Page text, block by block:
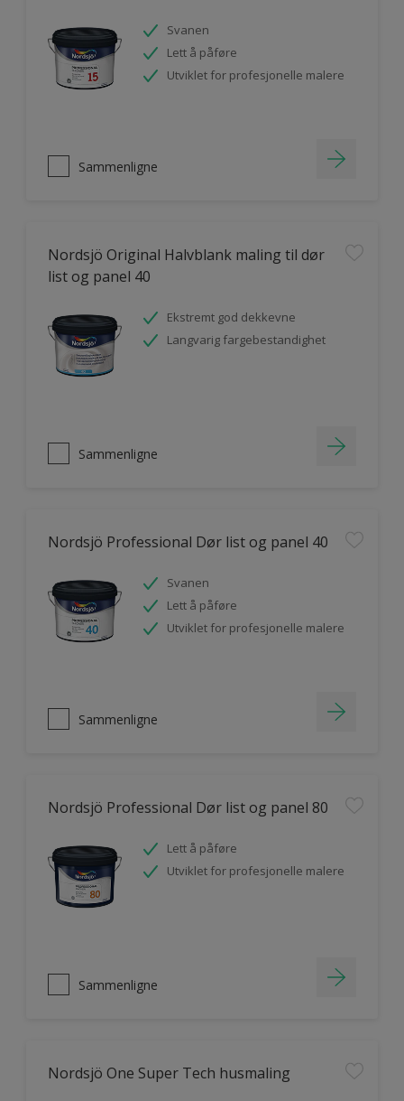
Svanen
Lett å påføre
Utviklet for profesjonelle malere
Sammenligne
Nordsjö Original Halvblank maling til dør
list og panel 40
Ekstremt god dekkevne
Langvarig fargebestandighet
Sammenligne
Nordsjö Professional Dør list og panel 40
Svanen
Lett å påføre
Utviklet for profesjonelle malere
Sammenligne
Nordsjö Professional Dør list og panel 80
Lett å påføre
Utviklet for profesjonelle malere
Sammenligne
Nordsjö One Super Tech husmaling